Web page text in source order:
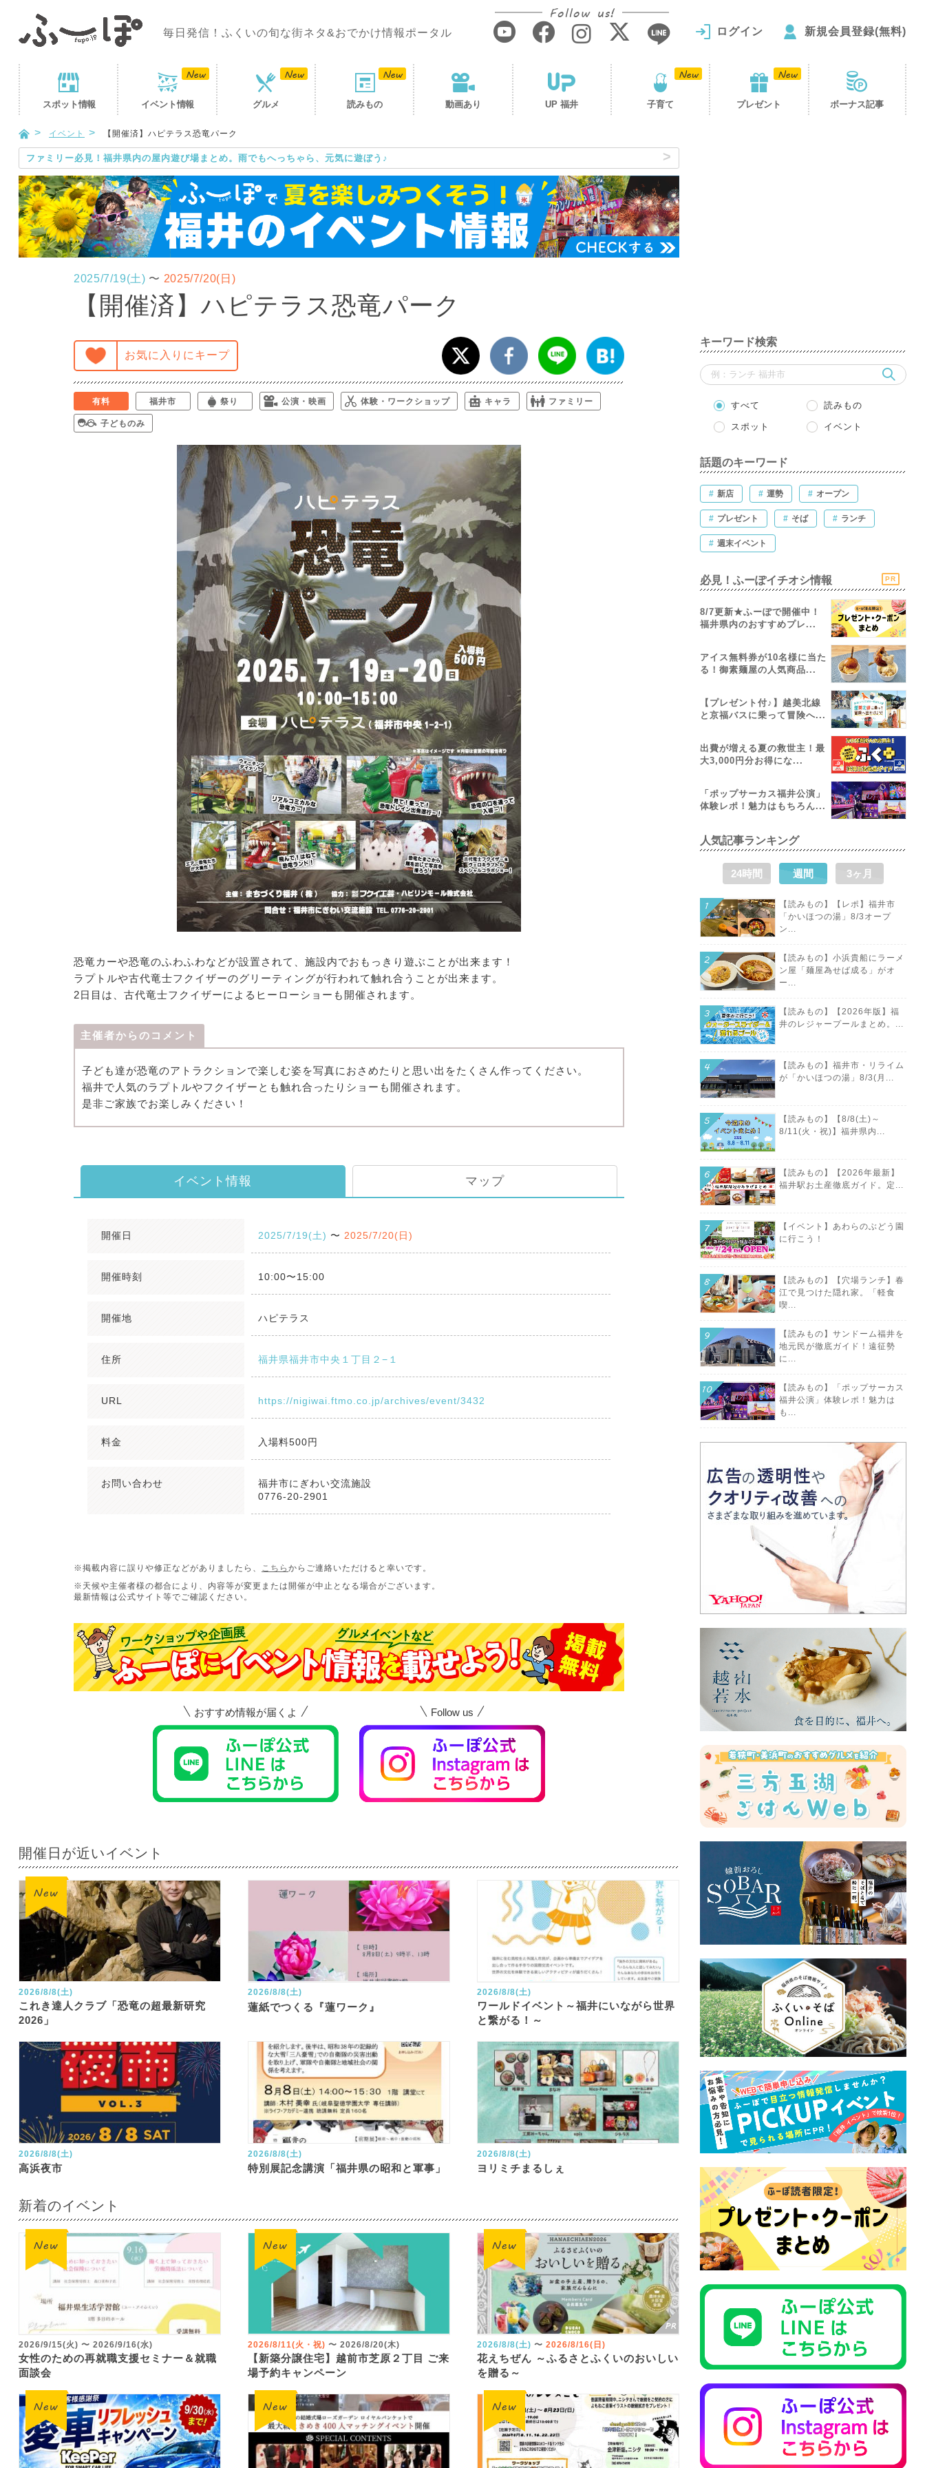
毎日発信！ふくいの旬な街ネタ&おでかけ情報ポータル
Follow us!
ログイン 新規会員登録(無料)
スポット情報 イベント情報 グルメ 読みもの 動画あり UP 福井 子育て プレゼント ボーナス記事
イベント 【開催済】ハピテラス恐竜パーク
ファミリー必見！福井県内の屋内遊び場まとめ。雨でもへっちゃら、元気に遊ぼう♪
2025/7/19(土) 〜 2025/7/20(日)
【開催済】ハピテラス恐竜パーク
お気に入りにキープ
有料 福井市 祭り 公演・映画 体験・ワークショップ キャラ ファミリー
子どものみ
恐竜カーや恐竜のふわふわなどが設置されて、施設内でおもっきり遊ぶことが出来ます！
ラプトルや古代竜士フクイザーのグリーティングが行われて触れ合うことが出来ます。
2日目は、古代竜士フクイザーによるヒーローショーも開催されます。
主催者からのコメント
子ども達が恐竜のアトラクションで楽しむ姿を写真におさめたりと思い出をたくさん作ってください。
福井で人気のラプトルやフクイザーとも触れ合ったりショーも開催されます。
是非ご家族でお楽しみください！
イベント情報 マップ
開催日 2025/7/19(土) 〜 2025/7/20(日)
開催時刻 10:00〜15:00
開催地 ハピテラス
住所 福井県福井市中央１丁目２−１
URL https://nigiwai.ftmo.co.jp/archives/event/3432
料金 入場料500円
お問い合わせ
福井市にぎわい交流施設
0776-20-2901
※掲載内容に誤りや修正などがありましたら、 こちら からご連絡いただけると幸いです。
※天候や主催者様の都合により、内容等が変更または開催が中止となる場合がございます。
最新情報は公式サイト等でご確認ください。
おすすめ情報が届くよ Follow us
開催日が近いイベント
2026/8/8(土)
これき達人クラブ「恐竜の超最新研究
2026」
2026/8/8(土)
蓮紙でつくる『蓮ワーク』
2026/8/8(土)
ワールドイベント～福井にいながら世界
と繋がる！～
2026/8/8(土)
高浜夜市
2026/8/8(土)
特別展記念講演「福井県の昭和と軍事」
2026/8/8(土)
ヨリミチまるしぇ
新着のイベント
2026/9/15(火) 〜 2026/9/16(水)
女性のための再就職支援セミナー＆就職
面談会
2026/8/11(火・祝) 〜 2026/8/20(木)
【新築分譲住宅】越前市芝原２丁目 ご来
場予約キャンペーン
2026/8/8(土) 〜 2026/8/16(日)
花えちぜん ～ふるさとふくいのおいしい
を贈る～
キーワード検索
すべて 読みもの
スポット イベント
話題のキーワード
# 新店 # 運勢 # オープン
# プレゼント # そば # ランチ
# 週末イベント
必見！ふーぽイチオシ情報 PR
8/7更新★ふーぽで開催中！
福井県内のおすすめプレ...
アイス無料券が10名様に当た
る！御素麺屋の人気商品...
【プレゼント付♪】越美北線
と京福バスに乗って冒険へ...
出費が増える夏の救世主！最
大3,000円分お得にな...
「ポップサーカス福井公演」
体験レポ！魅力はもちろん...
人気記事ランキング
24時間 週間 3ヶ月
【読みもの】【レポ】福井市
「かいほつの湯」8/3オープ
ン...
【読みもの】小浜貴船にラーメ
ン屋「麺屋為せば成る」がオ
ー...
【読みもの】【2026年版】福
井のレジャープールまとめ。...
【読みもの】福井市・リライム
が「かいほつの湯」8/3(月...
【読みもの】【8/8(土)～
8/11(火・祝)】福井県内...
【読みもの】【2026年最新】
福井駅お土産徹底ガイド。定...
【イベント】あわらのぶどう園
に行こう！
【読みもの】【穴場ランチ】春
江で見つけた隠れ家。「軽食
喫...
【読みもの】サンドーム福井を
地元民が徹底ガイド！遠征勢
に...
【読みもの】「ポップサーカス
福井公演」体験レポ！魅力は
も...